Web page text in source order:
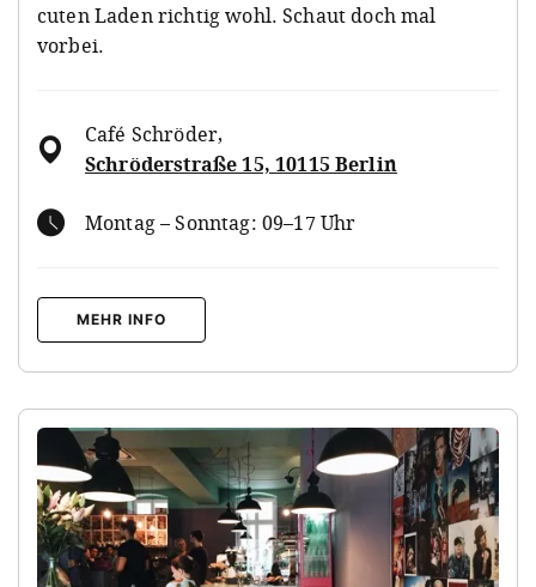
cuten Laden richtig wohl. Schaut doch mal
vorbei.
Café Schröder,
Schröderstraße 15, 10115 Berlin
Montag – Sonntag: 09–17 Uhr
MEHR INFO